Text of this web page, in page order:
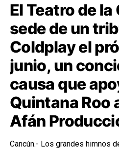
El Teatro de la
sede de un
Coldplay el
junio, un
causa que
Quintana Roo
Afán
Cancún.- Los grandes himnos